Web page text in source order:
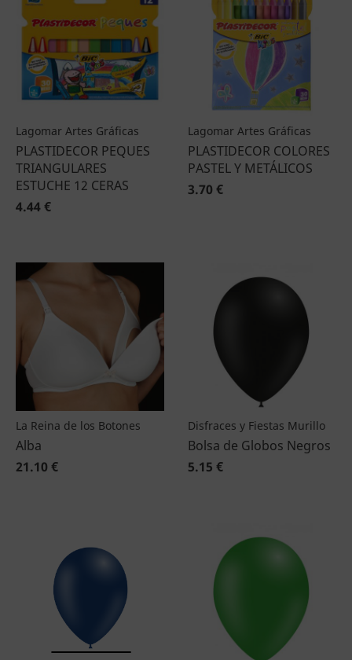
Lagomar Artes Gráficas
PLASTIDECOR PEQUES
TRIANGULARES
ESTUCHE 12 CERAS
4.44 €
Lagomar Artes Gráficas
PLASTIDECOR COLORES
PASTEL Y METÁLICOS
3.70 €
La Reina de los Botones
Alba
21.10 €
Disfraces y Fiestas Murillo
Bolsa de Globos Negros
5.15 €